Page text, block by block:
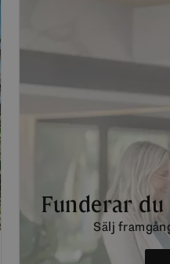
Funderar
Sälj